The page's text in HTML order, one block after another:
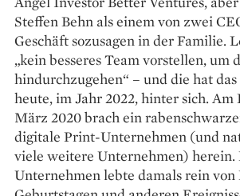
Steffen Behn als einem von zwei
Geschäft sozusagen in der Familie.
„kein besseres Team vorstellen, um
hindurchzugehen“ – und die hat
heute, im Jahr 2022, hinter sich. Am
März 2020 brach ein
digitale Print-Unternehmen (und
viele weitere Unternehmen) herein.
Unternehmen lebte damals rein